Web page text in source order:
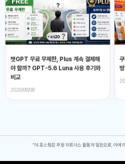
챗GPT 무료 무제한, Plus 계속 결제해
야 할까? GPT-5.6 Luna 사용 후기와
비교
2026/08/08
“이 포스팅은 쿠팡 파트너스 활동의 일환으로, 이에